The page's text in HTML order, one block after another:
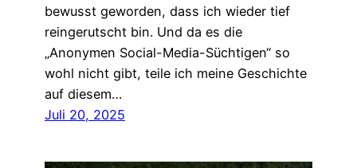
bewusst geworden, dass ich wieder tief
reingerutscht bin. Und da es die
„Anonymen Social-Media-Süchtigen“ so
wohl nicht gibt, teile ich meine Geschichte
auf diesem…
Juli 20, 2025